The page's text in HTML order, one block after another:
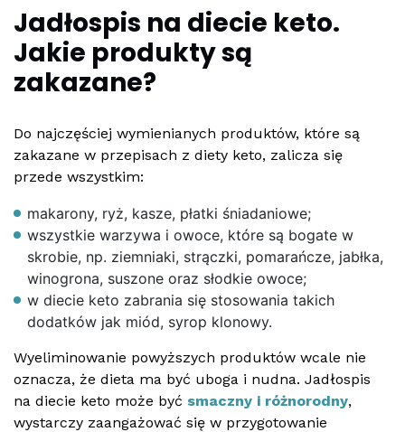
Jadłospis na diecie keto.
Jakie produkty są
zakazane?
Do najczęściej wymienianych produktów, które są
zakazane w przepisach z diety keto, zalicza się
przede wszystkim:
makarony, ryż, kasze, płatki śniadaniowe;
wszystkie warzywa i owoce, które są bogate w
skrobie, np. ziemniaki, strączki, pomarańcze, jabłka,
winogrona, suszone oraz słodkie owoce;
w diecie keto zabrania się stosowania takich
dodatków jak miód, syrop klonowy.
Wyeliminowanie powyższych produktów wcale nie
oznacza, że dieta ma być uboga i nudna. Jadłospis
na diecie keto może być smaczny i różnorodny,
wystarczy zaangażować się w przygotowanie